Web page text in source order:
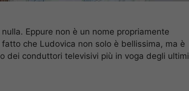
Eppure non è un nome propriamente
che Ludovica non solo è bellissima, ma è
dei conduttori televisivi più in voga degli ultimi